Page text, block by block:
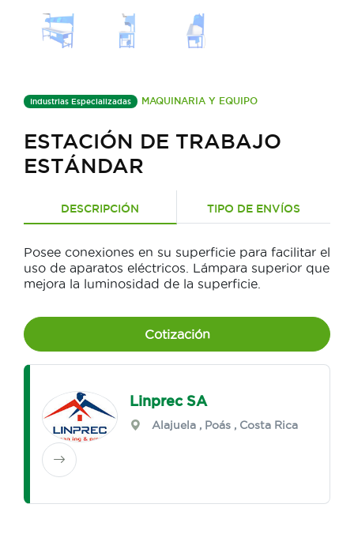
Industrias Especializadas MAQUINARIA Y EQUIPO
ESTACIÓN DE TRABAJO
ESTÁNDAR
DESCRIPCIÓN TIPO DE ENVÍOS
Posee conexiones en su superficie para facilitar el
uso de aparatos eléctricos. Lámpara superior que
mejora la luminosidad de la superficie.
Cotización
Linprec SA
Alajuela , Poás , Costa Rica